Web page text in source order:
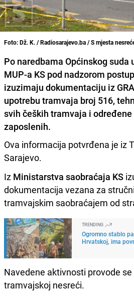
Foto: Dž. K. / Radiosarajevo.ba / S mjesta
Po naredbama Općinskog
MUP-a KS pod nadzorom
izuzimaju dokumentaciju iz
upotrebu tramvaja broj 516,
svih čeških tramvaja i
zaposlenih.
Ova informacija potvrđena je iz
Sarajevo.
Iz Ministarstva saobraćaja KS
dokumentacija vezana za
tramvajskim saobraćajem od
TRENDING
Ogromno stablo
Hrvatskoj, ima
Navedene aktivnosti provode
tramvajskoj nesreći.